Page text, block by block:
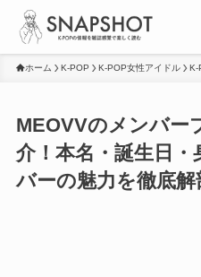
ホーム K-POP K-POP女性アイドル K-
MEOVVのメンバー
介！本名・誕生日
バーの魅力を徹底解